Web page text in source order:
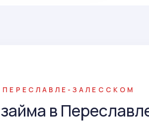
ЗАЛЕССКОМ
в